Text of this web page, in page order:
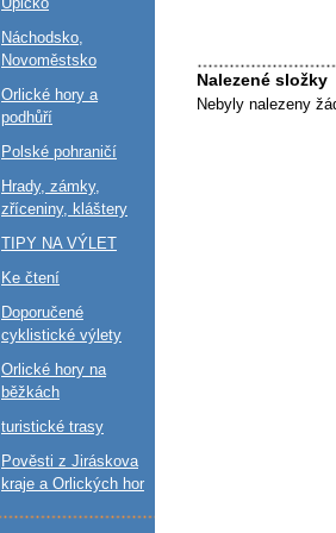
Nalezené složky
Nebyly nalezeny
Náchodsko,
Novoměstsko
Orlické hory a
podhůří
Polské pohraničí
Hrady, zámky,
zříceniny, kláštery
TIPY NA VÝLET
Ke čtení
Doporučené
cyklistické výlety
Orlické hory na
běžkách
turistické trasy
Pověsti z Jiráskova
kraje a Orlických hor